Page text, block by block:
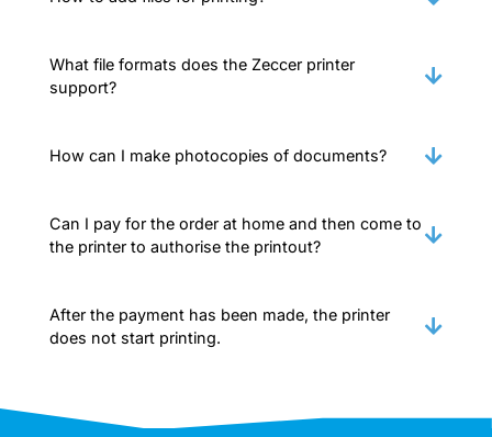
What file formats does the Zeccer printer
support?
How can I make photocopies of documents?
Can I pay for the order at home and then come to
the printer to authorise the printout?
After the payment has been made, the printer
does not start printing.